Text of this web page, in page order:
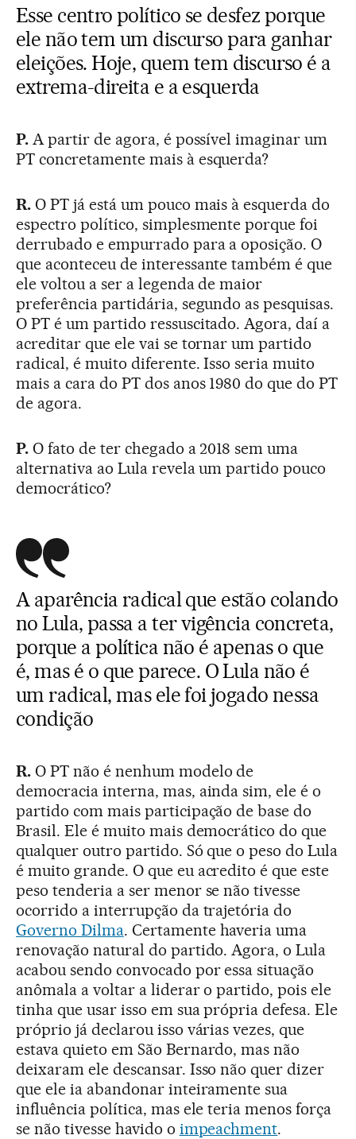
Esse centro político se desfez porque
ele não tem um discurso para ganhar
eleições. Hoje, quem tem discurso é a
extrema-direita e a esquerda
P.A partir de agora, é possível imaginar um
PT concretamente mais à esquerda?
R.O PT já está um pouco mais à esquerda do
espectro político, simplesmente porque foi
derrubado e empurrado para a oposição. O
que aconteceu de interessante também é que
ele voltou a ser a legenda de maior
preferência partidária, segundo as pesquisas.
O PT é um partido ressuscitado. Agora, daí a
acreditar que ele vai se tornar um partido
radical, é muito diferente. Isso seria muito
mais a cara do PT dos anos 1980 do que do PT
de agora.
P.O fato de ter chegado a 2018 sem uma
alternativa ao Lula revela um partido pouco
democrático?
A aparência radical que estão colando
no Lula, passa a ter vigência concreta,
porque a política não é apenas o que
é, mas é o que parece. O Lula não é
um radical, mas ele foi jogado nessa
condição
R.O PT não é nenhum modelo de
democracia interna, mas, ainda sim, ele é o
partido com mais participação de base do
Brasil. Ele é muito mais democrático do que
qualquer outro partido. Só que o peso do Lula
é muito grande. O que eu acredito é que este
peso tenderia a ser menor se não tivesse
ocorrido a interrupção da trajetória do
Governo Dilma. Certamente haveria uma
renovação natural do partido. Agora, o Lula
acabou sendo convocado por essa situação
anômala a voltar a liderar o partido, pois ele
tinha que usar isso em sua própria defesa. Ele
próprio já declarou isso várias vezes, que
estava quieto em São Bernardo, mas não
deixaram ele descansar. Isso não quer dizer
que ele ia abandonar inteiramente sua
influência política, mas ele teria menos força
se não tivesse havido o impeachment.